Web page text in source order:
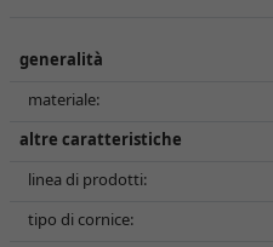
generalità
materiale:
altre caratteristiche
linea di prodotti:
tipo di cornice: